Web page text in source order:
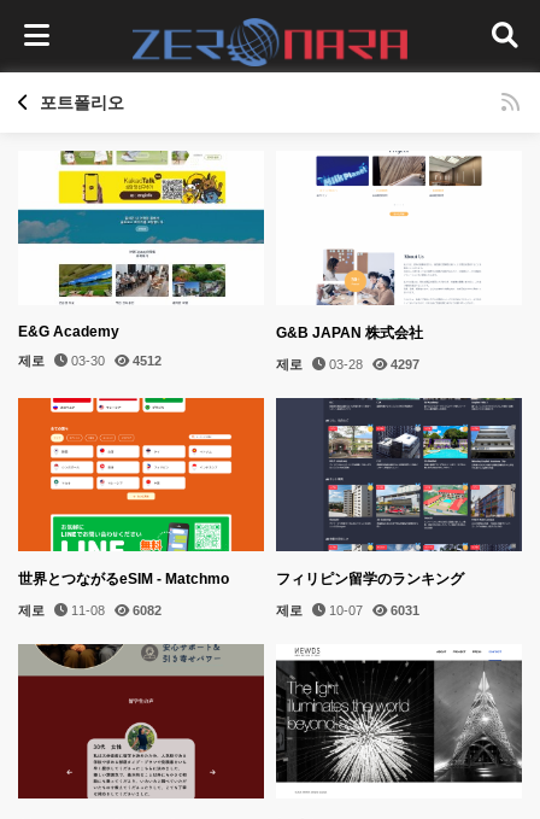
포트폴리오
E&G Academy
제로 03-30 4512
G&B JAPAN 株式会社
제로 03-28 4297
世界とつながるeSIM - Matchmo
제로 11-08 6082
フィリピン留学のランキング
제로 10-07 6031